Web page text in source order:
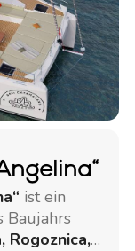
ist ein
Baujahrs
Rogoznica,